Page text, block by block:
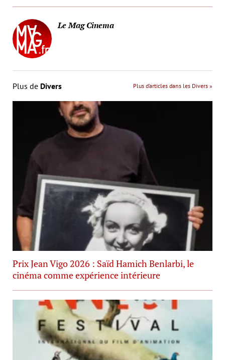
Le Mag Cinema
Plus de Divers Plus d’articles dans les Divers »
Prix Jean Vigo 2026 : Saïd Hamich Benlarbi, le
cinéma comme expérience intérieure